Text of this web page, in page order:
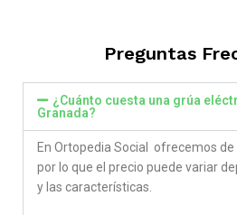
Preguntas
¿Cuánto cuesta una grúa
Granada?
En Ortopedia Social ofrecemos
por lo que el precio puede variar
y las características.